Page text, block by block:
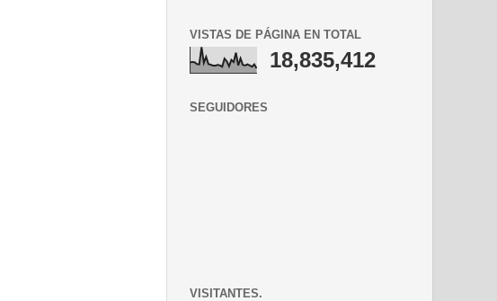
VISTAS DE PÁGINA EN TOTAL
18,835,412
SEGUIDORES
VISITANTES.